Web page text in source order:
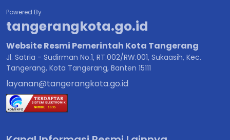
Powered By
tangerangkota.go.id
Website Resmi Pemerintah Kota Tangerang
Jl. Satria - Sudirman No.1, RT.002/RW.001, Sukaasih, Kec.
Tangerang, Kota Tangerang, Banten 15111
layanan@tangerangkota.go.id